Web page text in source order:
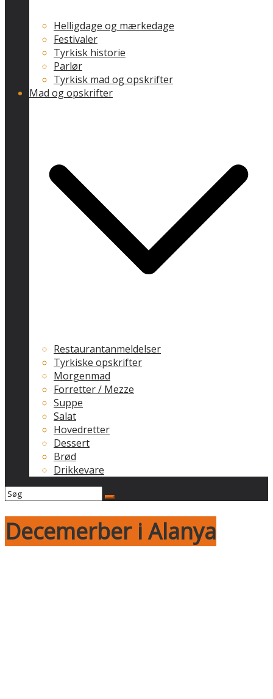
Helligdage og mærkedage
Festivaler
Tyrkisk historie
Parlør
Tyrkisk mad og opskrifter
Mad og opskrifter
Restaurantanmeldelser
Tyrkiske opskrifter
Morgenmad
Forretter / Mezze
Suppe
Salat
Hovedretter
Dessert
Brød
Drikkevare
Decemerber i Alanya